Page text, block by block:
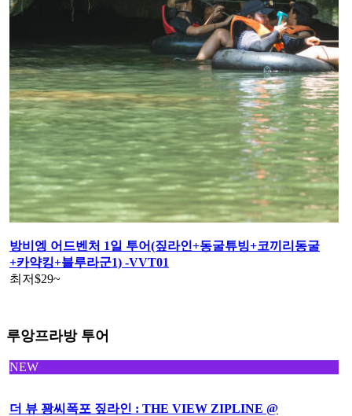
방비엥 어드벤처 1일 투어(짚라인+동굴튜빙+코끼리동굴
+카약킹+블루라군1) -VVT01
최저$29~
루앙프라방 투어
NEW
더 뷰 꽝씨폭포 짚라인 : THE VIEW ZIPLINE @